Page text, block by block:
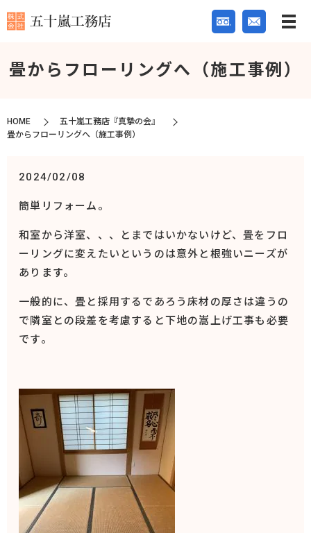
畳からフローリングへ（施工事例）
HOME
五十嵐工務店『真摯の会』
畳からフローリングへ（施工事例）
2024/02/08
簡単リフォーム。
和室から洋室、、、とまではいかないけど、畳をフロ
ーリングに変えたいというのは意外と根強いニーズが
あります。
一般的に、畳と採用するであろう床材の厚さは違うの
で隣室との段差を考慮すると下地の嵩上げ工事も必要
です。